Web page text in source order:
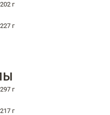
202 г
227 г
297 г
217 г